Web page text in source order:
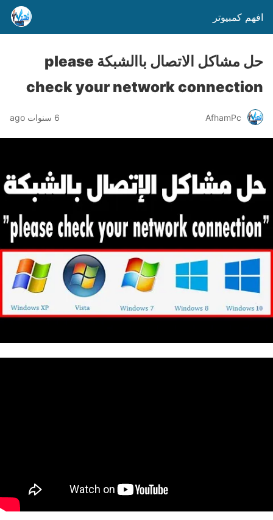
افهم كمبيوتر
حل مشاكل الاتصال باالشبكة please
check your network connection
AfhamPc 6 سنوات ago